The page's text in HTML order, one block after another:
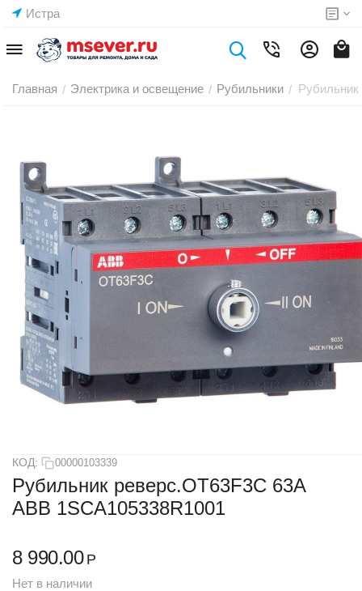
Истра
Главная / Электрика и освещение / Рубильники /
КОД: 00000103339
Рубильник реверс.OT63F3С 63А
АВВ 1SCA105338R1001
8 990.00 Р
Нет в наличии